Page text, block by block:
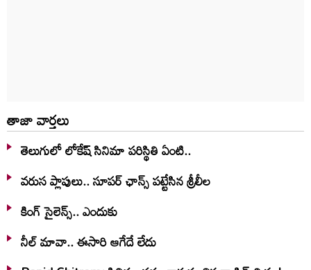
తాజా వార్తలు
తెలుగులో లోకేష్ సినిమా పరిస్థితి ఏంటి..
వరుస ప్లాపులు.. సూపర్ ఛాన్స్ పట్టేసిన శ్రీలీల
కింగ్ సైలెన్స్.. ఎందుకు
నీల్ మావా.. ఈసారి ఆగేదే లేదు